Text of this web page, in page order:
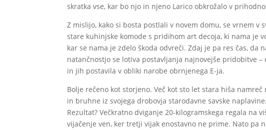
skratka vse, kar bo njo in njeno Larico obkrožalo v
Z mislijo, kako si bosta postlali v novem domu, se vrnem
stare kuhinjske komode s pridihom art decoja, ki nama je
kar se nama je zdelo škoda odvreči. Zdaj je pa res čas,
natančnostjo se lotiva postavljanja najnovejše pridobitve
in jih postavila v obliki narobe obrnjenega E-ja.
Bolje rečeno kot storjeno. Več kot sto let stara hiša
in bruhne iz svojega drobovja starodavne savske
Rezultat? Večkratno dviganje 20-kilogramskega regala na
vijačenje ven, ker tretji vijak enostavno ne prime. Nato pa